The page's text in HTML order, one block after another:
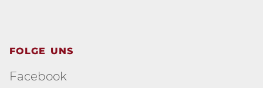
FOLGE UNS
Facebook